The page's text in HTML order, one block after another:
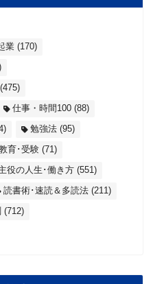
業 (170)
(475)
仕事・時間100 (88)
勉強法 (95)
育･受験 (71)
役の人生･働き方 (551)
読書術･速読＆多読法 (211)
(712)